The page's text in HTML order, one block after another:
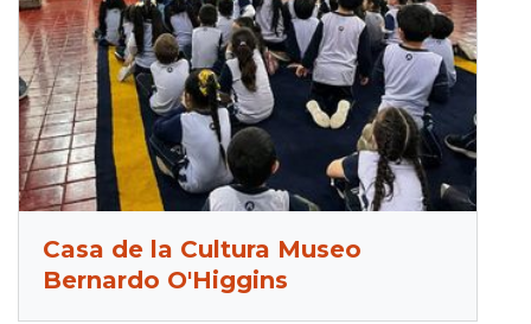
Casa de la Cultura Museo
Bernardo O'Higgins